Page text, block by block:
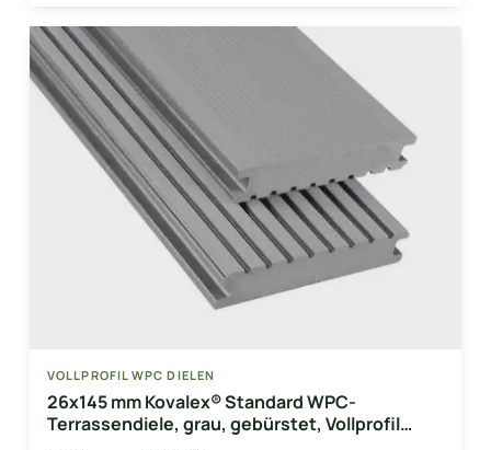
VOLLPROFIL WPC DIELEN
26x145 mm Kovalex® Standard WPC-
Terrassendiele, grau, gebürstet, Vollprofil